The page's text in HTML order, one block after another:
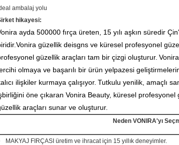
ambalaj yolu
hikayesi:
ayda 500000 fırça üreten, 15 yılı aşkın süredir
güzellik deisgns ve küresel profesyonel
güzellik araçları tam bir çizgi oluşturur.
olmaya ve başarılı bir ürün yelpazesi
ilişkiler kurmaya çalışıyor. Tutkulu yenilik, amaçlı
öne çıkaran Vonira Beauty, küresel
araçları sunar ve oluşturur.
Neden VONIRA'yı
MAKYAJ FIRÇASI üretim ve ihracat için 15 yıllık deneyimler.